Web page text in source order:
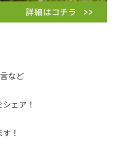
など
ェア！
！